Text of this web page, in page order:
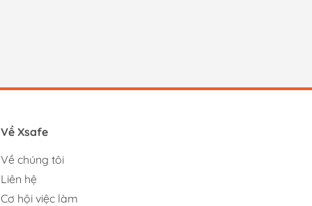
Về Xsafe
Về chúng tôi
Liên hệ
Cơ hội việc làm